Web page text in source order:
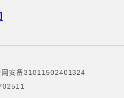
网安备31011502401324